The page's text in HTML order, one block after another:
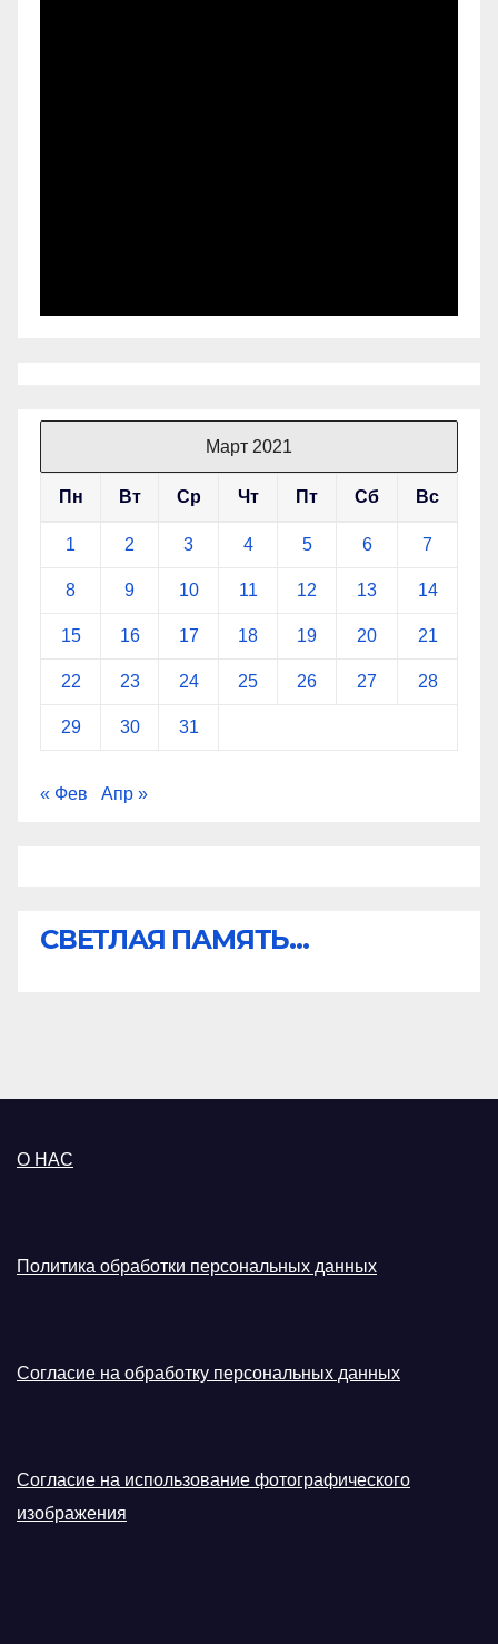
Март 2021
Пн Вт Ср Чт Пт Сб Вс
1 2 3 4 5 6 7
8 9 10 11 12 13 14
15 16 17 18 19 20 21
22 23 24 25 26 27 28
29 30 31
« Фев Апр »
СВЕТЛАЯ ПАМЯТЬ...
О НАС
Политика обработки персональных данных
Согласие на обработку персональных данных
Согласие на использование фотографического
изображения